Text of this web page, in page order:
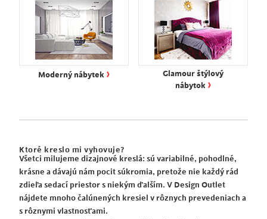
Moderný nábytek ›
Glamour štýlový
nábytok ›
Ktoré kreslo mi vyhovuje?
Všetci milujeme dizajnové kreslá: sú variabilné, pohodlné,
krásne a dávajú nám pocit súkromia, pretože nie každý rád
zdieľa sedací priestor s niekým ďalším. V Design Outlet
nájdete mnoho čalúnených kresiel v rôznych prevedeniach a
s rôznymi vlastnosťami.